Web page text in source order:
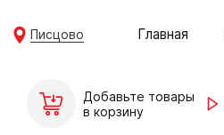
Писцово Главная
Добавьте товары
в корзину